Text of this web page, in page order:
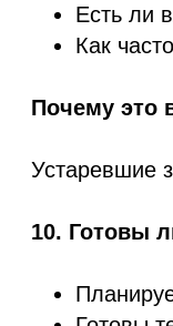
Есть ли
Как
Почему это
Устаревшие
10. Готовы